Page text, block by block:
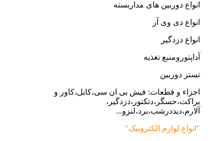
انواع دوربین های مداربسته
انواع دی وی آر
انواع دزدگیر
آداپتورومنبع تغذیه
تستر دوربین
اجزاء و قطعات: فیش بی ان سی،کابل،کاور و
براکت،حسگر،دتکتور،دزدگیر،
آلارم،دیددرشب،برد،لنزو...
"انواع لوازم الکترونیک"